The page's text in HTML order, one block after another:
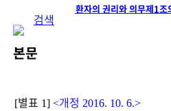
[별표 1] 환자의 권리와 의무제1
검색
본문
[별표 1]<개정 2016. 10. 6.>